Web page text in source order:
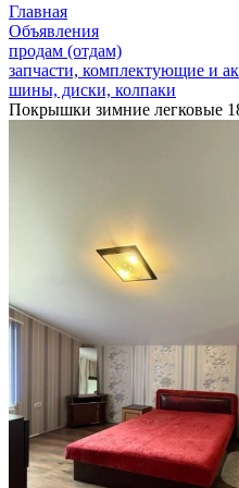
Главная
Объявления
продам (отдам)
запчасти, комплектующие и
шины, диски, колпаки
Покрышки зимние легковые